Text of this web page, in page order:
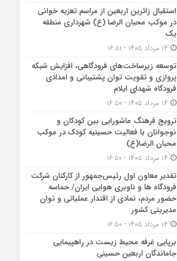
استقبال زائرین اربعین از مراسم تعزیه خوانی
در موکب محبان الرضا (ع) شهرداری منطقه
یک
توسعه زیرساخت‌های فرودگاهی، افزایش شبکه
پروازی و تقویت توان پشتیبانی و امدادی
فرودگاه شهدای ایلام
ترویج فرهنگ عاشورایی بین کودکان و
نوجوانان با فعالیت حسینیه کودک در موکب
محبان الرضا(ع)
تقدیر معاون اول رئیس‌جمهور از کارکنان شرکت
فرودگاه ها و ناوبری هوایی ایران/ حماسه
حضور مردم، نمادی از اقتدار عملیاتی و توان
مدیریتی کشور
برپایی غرفه محیط زیست در راهپیمایی
جاماندگان اربعین حسینی